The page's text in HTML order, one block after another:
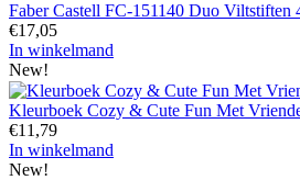
Faber Castell FC-151140 Duo Viltstiften
€17,05
In winkelmand
New!
Kleurboek Cozy & Cute Fun Met
€11,79
In winkelmand
New!